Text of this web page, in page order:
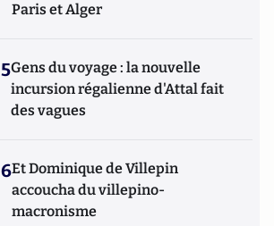
Paris et Alger
5Gens du voyage : la nouvelle
incursion régalienne d'Attal fait
des vagues
6Et Dominique de Villepin
accoucha du villepino-
macronisme